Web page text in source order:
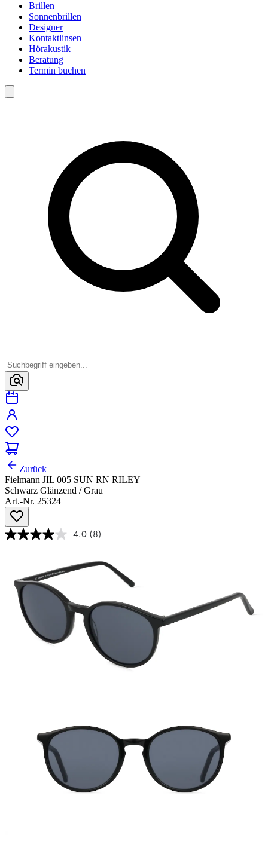
Brillen
Sonnenbrillen
Designer
Kontaktlinsen
Hörakustik
Beratung
Termin buchen
Zurück
Fielmann JIL 005 SUN RN RILEY
Schwarz Glänzend / Grau
Art.-Nr. 25324
4.0 (8)